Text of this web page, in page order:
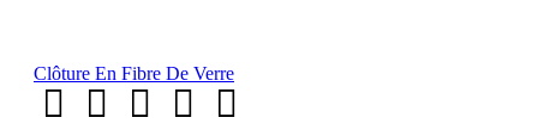
Clôture En Fibre De Verre